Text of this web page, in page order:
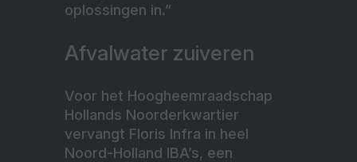
oplossingen in.”
Afvalwater zuiveren
Voor het Hoogheemraadschap
Hollands Noorderkwartier
vervangt Floris Infra in heel
Noord-Holland IBA’s, een